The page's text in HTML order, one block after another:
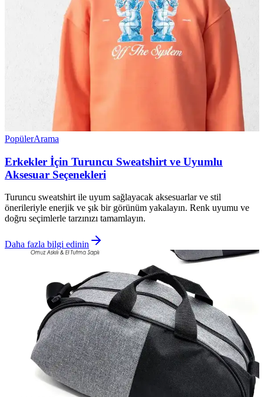
PopülerArama
Erkekler İçin Turuncu Sweatshirt ve Uyumlu
Aksesuar Seçenekleri
Turuncu sweatshirt ile uyum sağlayacak aksesuarlar ve stil
önerileriyle enerjik ve şık bir görünüm yakalayın. Renk uyumu ve
doğru seçimlerle tarzınızı tamamlayın.
Daha fazla bilgi edinin